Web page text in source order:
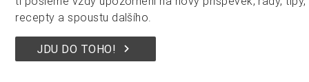
recepty a spoustu dalšího.
keyboard_arrow_right
JDU DO TOHO!